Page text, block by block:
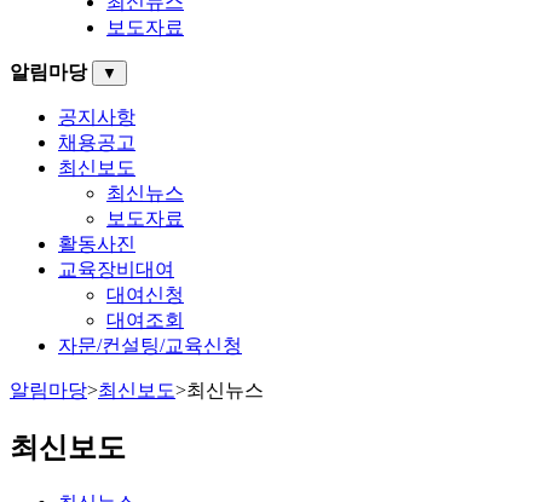
보도자료
알림마당 ▼
공지사항
채용공고
최신보도
최신뉴스
보도자료
활동사진
교육장비대여
대여신청
대여조회
자문/컨설팅/교육신청
알림마당>최신보도>최신뉴스
최신보도